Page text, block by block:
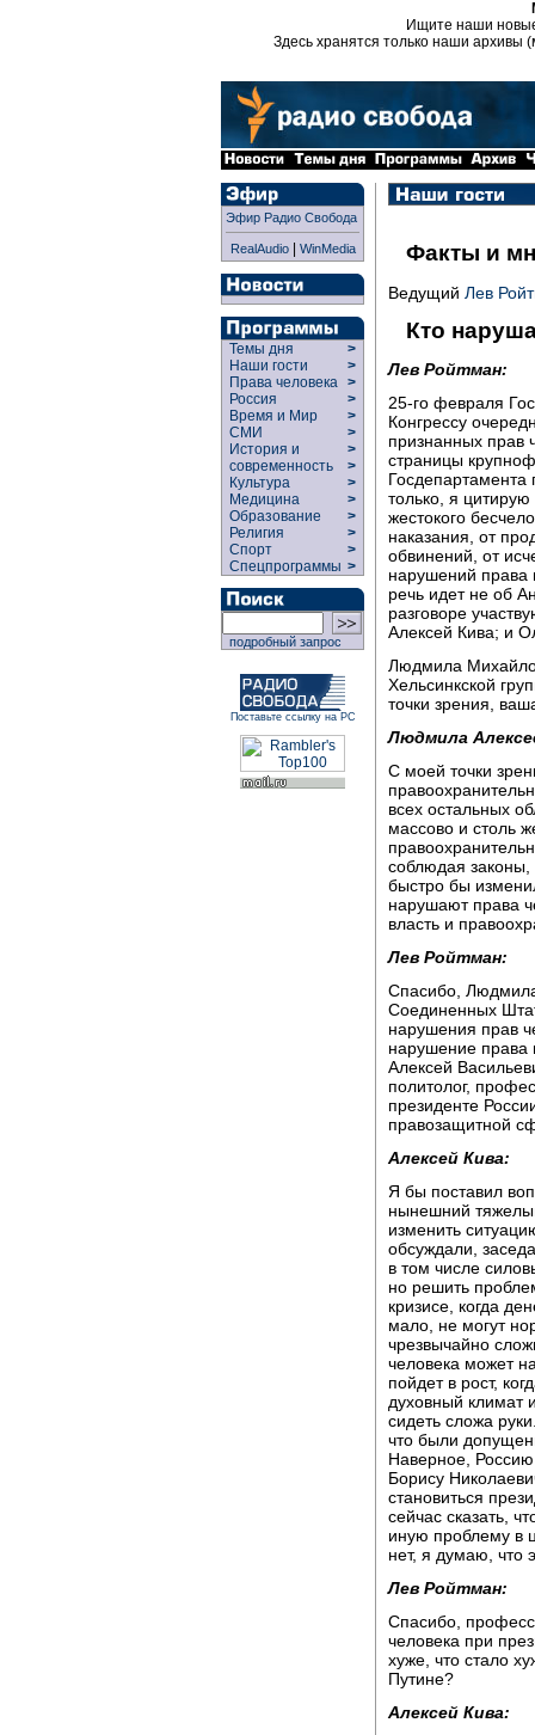
Ищите наши
Здесь хранятся только наши архивы
Эфир Радио Свобода
RealAudio| WinMedia
Темы дня
>
Наши гости
>
Права человека >
Россия
>
Время и Мир
>
СМИ
>
История и
современность
>
>
Культура
>
Медицина
>
Образование
>
Религия
>
Спорт
>
Спецпрограммы >
подробный запрос
Поставьте ссылку на РС
Факты и
Ведущий Лев
Кто
Лев Ройтман:
25-го февраля
Конгрессу
признанных прав
страницы
Госдепартамента
только, я цитирую
жестокого
наказания, от
обвинений, от
нарушений права
речь идет не об
разговоре
Алексей Кива; и
Людмила
Хельсинкской
точки зрения,
Людмила
С моей точки
всех остальных
массово и столь
соблюдая законы,
быстро бы
нарушают права
власть и
Лев Ройтман:
Спасибо,
Соединенных
нарушения прав
нарушение права
Алексей
политолог,
президенте
правозащитной
Алексей Кива:
Я бы поставил
нынешний
изменить
обсуждали,
в том числе
но решить
кризисе, когда
мало, не могут
чрезвычайно
человека может
пойдет в рост,
духовный климат
сидеть сложа
что были
Наверное,
Борису
становиться
сейчас сказать,
иную проблему в
нет, я думаю, что
Лев Ройтман:
Спасибо,
человека при
хуже, что стало
Путине?
Алексей Кива: